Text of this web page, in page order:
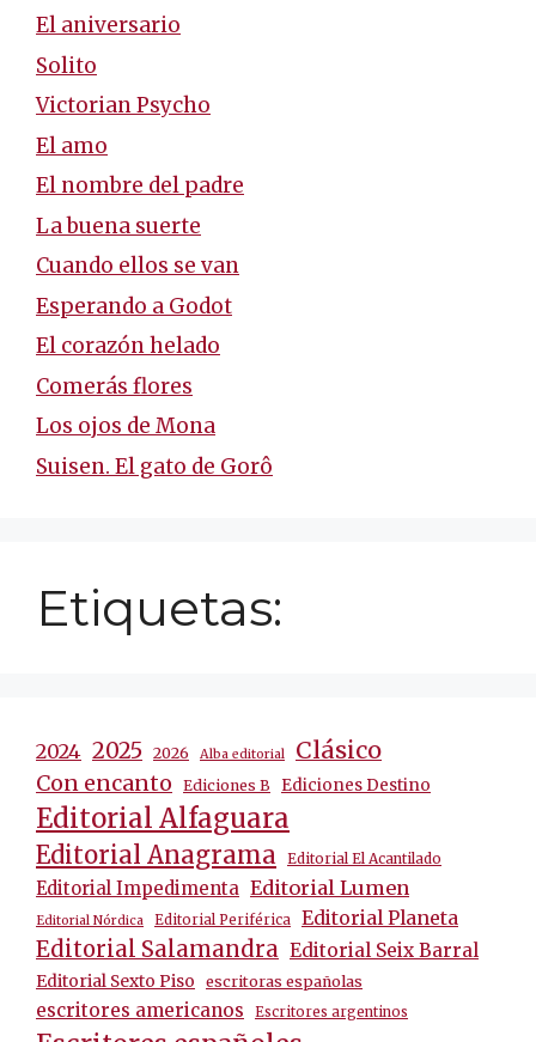
El aniversario
Solito
Victorian Psycho
El amo
El nombre del padre
La buena suerte
Cuando ellos se van
Esperando a Godot
El corazón helado
Comerás flores
Los ojos de Mona
Suisen. El gato de Gorô
Etiquetas:
2024 2025 2026 Alba editorial Clásico
Con encanto Ediciones B Ediciones Destino
Editorial Alfaguara
Editorial Anagrama Editorial El Acantilado
Editorial Impedimenta Editorial Lumen
Editorial Nórdica Editorial Periférica Editorial Planeta
Editorial Salamandra Editorial Seix Barral
Editorial Sexto Piso escritoras españolas
escritores americanos Escritores argentinos